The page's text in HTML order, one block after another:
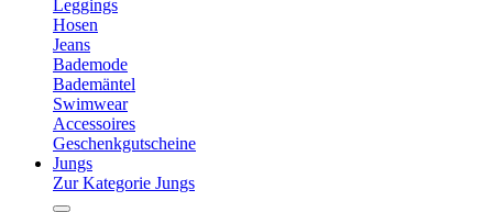
Leggings
Hosen
Jeans
Bademode
Bademäntel
Swimwear
Accessoires
Geschenkgutscheine
Jungs
Zur Kategorie Jungs